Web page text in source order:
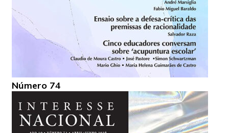
Número 74